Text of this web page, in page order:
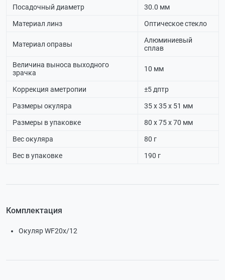
Посадочный диаметр 30.0 мм
Материал линз Оптическое стекло
Материал оправы
Алюминиевый
сплав
Величина выноса выходного
зрачка
10 мм
Коррекция аметропии ±5 дптр
Размеры окуляра 35 х 35 х 51 мм
Размеры в упаковке 80 х 75 х 70 мм
Вес окуляра 80 г
Вес в упаковке 190 г
Комплектация
Окуляр WF20x/12